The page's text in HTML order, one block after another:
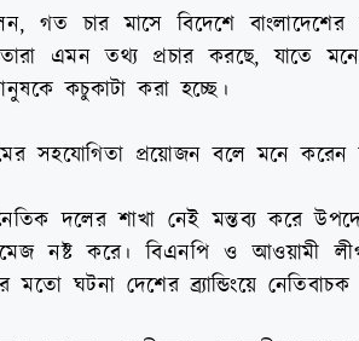
গত চার মাসে বিদেশে বাংলাদেশের
এমন তথ্য প্রচার করছে, যাতে মনে
কচুকাটা করা হচ্ছে।
সহযোগিতা প্রয়োজন বলে মনে করেন
দলের শাখা নেই মন্তব্য করে
নষ্ট করে। বিএনপি ‍ও আওয়ামী
মতো ঘটনা দেশের ব্র্যান্ডিংয়ে